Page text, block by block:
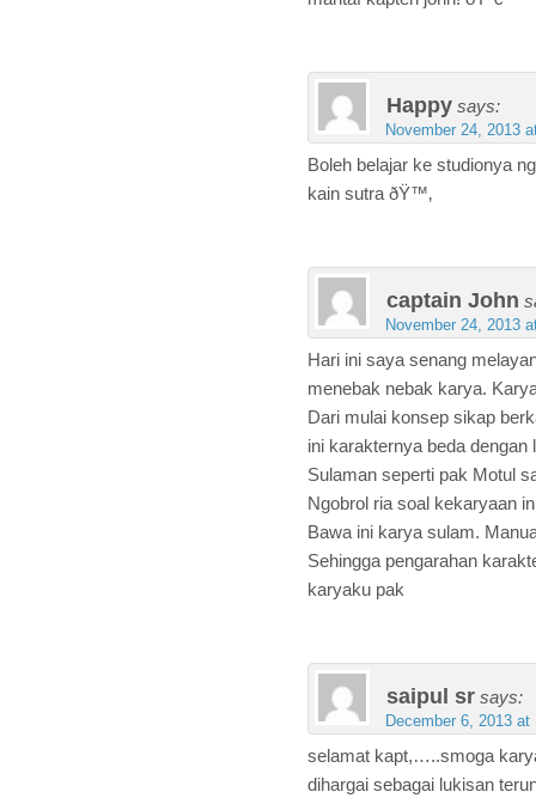
Happy says:
November 24, 2013
Boleh belajar ke studionya
kain sutra ðŸ™‚
captain John
November 24, 2013
Hari ini saya senang
menebak nebak karya.
Dari mulai konsep sikap
ini karakternya beda
Sulaman seperti pak Motul
Ngobrol ria soal kekaryaan
Bawa ini karya sulam.
Sehingga pengarahan
karyaku pak
saipul sr says:
December 6, 2013 at
selamat kapt,…..smoga
dihargai sebagai lukisan